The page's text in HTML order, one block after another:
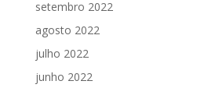
setembro 2022
agosto 2022
julho 2022
junho 2022